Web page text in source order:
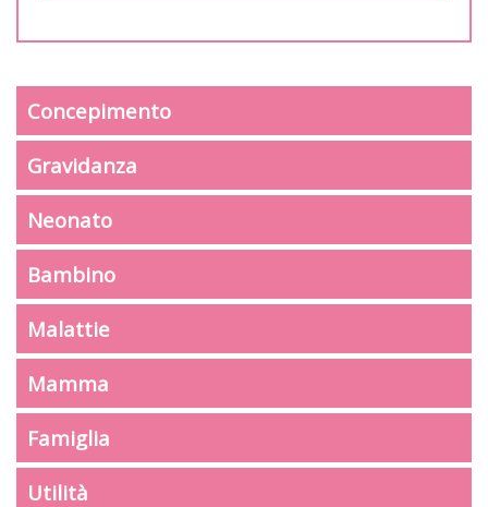
Concepimento
Gravidanza
Neonato
Bambino
Malattie
Mamma
Famiglia
Utilità